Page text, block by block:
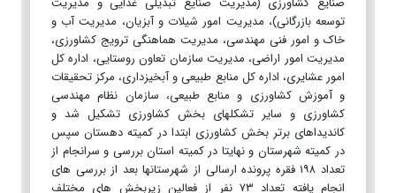
توسعه بازرگانی)، مدیریت امور شیلات و آبزیان، مدیریت آب و
خاک و امور فنی مهندسی، مدیریت هماهنگی ترویج کشاورزی،
مدیریت امور اراضی، مدیریت سازمان تعاون روستایی، اداره کل
امور عشایری، اداره کل منابع طبیعی و آبخیزداری، مرکز تحقیقات
و آموزش کشاورزی و منابع طبیعی، سازمان نظام مهندسی
کشاورزی و سایر تشکلهای بخش کشاورزی تشکیل شد و
کاندیداهای برتر بخش کشاورزی ابتدا در کمیته دهستان سپس
در کمیته شهرستان و نهایتا در کمیته استان بررسی و سرانجام از
تعداد ۱۹۸ فقره پرونده ارسالی از شهرستانها بعد از بررسی های
انجام یافته تعداد ۷۳ نفر از فعالین زیربخش های مختلف